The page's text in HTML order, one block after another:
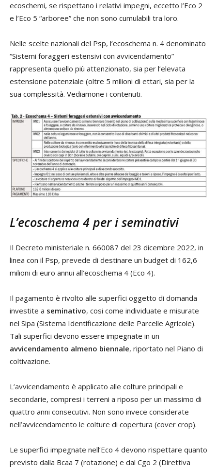
ecoschemi, se rispettano i relativi impegni, eccetto l’Eco 2
e l’Eco 5 “arboree” che non sono cumulabili tra loro.
Nelle scelte nazionali del Psp, l’ecoschema n. 4 denominato
“Sistemi foraggeri estensivi con avvicendamento”
rappresenta quello più attenzionato, sia per l’elevata
estensione potenziale (oltre 5 milioni di ettari, sia per la
sua complessità. Vediamone i contenuti.
L’ecoschema 4 per i seminativi
Il Decreto ministeriale n. 660087 del 23 dicembre 2022, in
linea con il Psp, prevede di destinare un budget di 162,6
milioni di euro annui all’ecoschema 4 (Eco 4).
Il pagamento è rivolto alle superfici oggetto di domanda
investite a seminativo, cosi come individuate e misurate
nel Sipa (Sistema Identificazione delle Parcelle Agricole).
Tali superfici devono essere impegnate in un
avvicendamento almeno biennale, riportato nel Piano di
coltivazione.
L’avvicendamento è applicato alle colture principali e
secondarie, compresi i terreni a riposo per un massimo di
quattro anni consecutivi. Non sono invece considerate
nell’avvicendamento le colture di copertura (cover crop).
Le superfici impegnate nell’Eco 4 devono rispettare quanto
previsto dalla Bcaa 7 (rotazione) e dal Cgo 2 (Direttiva